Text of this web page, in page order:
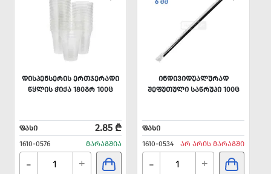
ᲓᲘᲡᲞᲔᲜᲡᲔᲠᲘᲡ ᲔᲠᲗᲯᲔᲠᲐᲓᲘ
ᲬᲧᲚᲘᲡ ᲭᲘᲥᲐ 180ᲒᲠ 100Ც
ᲤᲐᲡᲘ 2.85 ₾
1610-0576 ᲛᲐᲠᲐᲒᲨᲘᲐ
- +
ᲘᲜᲓᲘᲕᲘᲓᲣᲐᲚᲣᲠᲐᲓ
ᲨᲔᲤᲣᲗᲣᲚᲘ ᲡᲐᲬᲠᲣᲞᲘ 100Ც
ᲤᲐᲡᲘ
1610-0534
ᲐᲠ ᲐᲠᲘᲡ ᲛᲐᲠᲐᲒᲨᲘ
- +